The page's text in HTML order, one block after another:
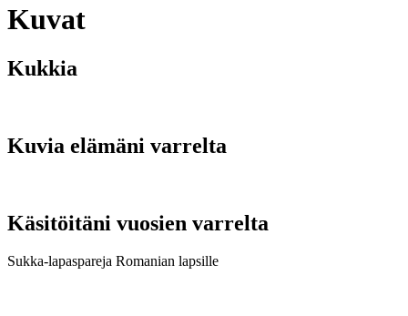
Kuvat
Kukkia
Kuvia elämäni varrelta
Käsitöitäni vuosien varrelta
Sukka-lapaspareja Romanian lapsille